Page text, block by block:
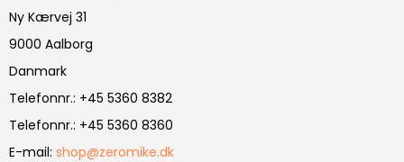
Ny Kærvej 31
9000 Aalborg
Danmark
Telefonnr.: +45 5360 8382
Telefonnr.: +45 5360 8360
E-mail: shop@zeromike.dk